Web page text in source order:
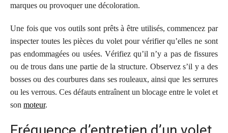
marques ou provoquer une décoloration.
Une fois que vos outils sont prêts à être utilisés,commencez par
inspecter toutes les pièces du volet pour vérifier qu’elles ne sont
pas endommagées ou usées. Vérifiez qu’il n’y a pas de fissures
ou de trous dans une partie de la structure. Observez s’il y a des
bosses ou des courbures dans ses rouleaux, ainsi que les serrures
ou les verrous. Ces défauts entraînent un blocage entre le volet et
son moteur.